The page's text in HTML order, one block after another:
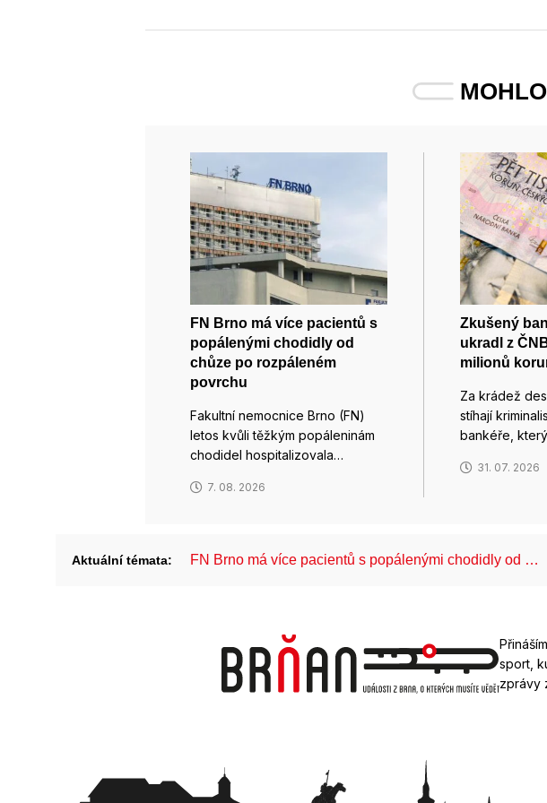
FN Brno má více pacientů s
popálenými chodidly od
chůze po rozpáleném
povrchu
Fakultní nemocnice Brno (FN)
letos kvůli těžkým popáleninám
chodidel hospitalizovala…
7. 08. 2026
Zkušený
ukradl z
milionů
Za krádež
stíhají
bankéře,
31. 07. 2026
Aktuální témata: FN Brno má více pacientů s popálenými chodidly od …
sport,
zprávy